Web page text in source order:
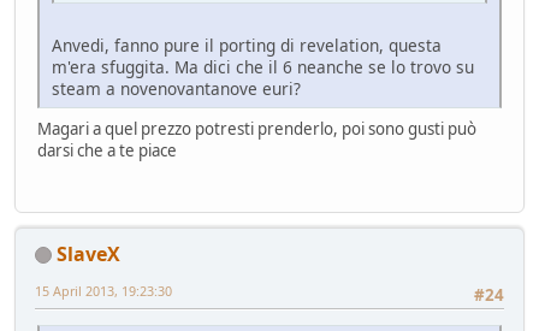
Anvedi, fanno pure il porting di revelation, questa
m'era sfuggita. Ma dici che il 6 neanche se lo trovo su
steam a novenovantanove euri?
Magari a quel prezzo potresti prenderlo, poi sono gusti può
darsi che a te piace
SlaveX
#24
15 April 2013, 19:23:30